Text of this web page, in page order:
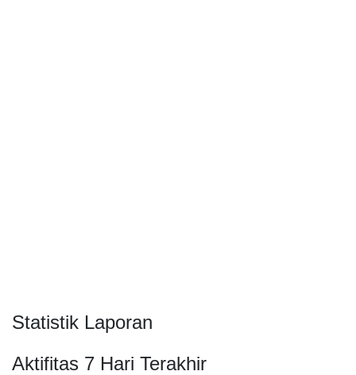
Statistik Laporan
Aktifitas 7 Hari Terakhir